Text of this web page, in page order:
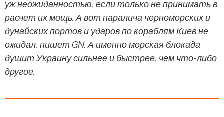
уж неожиданностью, если только не принимать в
расчет их мощь. А вот паралича черноморских и
дунайских портов и ударов по кораблям Киев не
ожидал, пишет GN. А именно морская блокада
душит Украину сильнее и быстрее, чем что-либо
другое.